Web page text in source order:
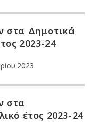
στα Δημοτικά
2023-24
2023
στα
έτος 2023-24